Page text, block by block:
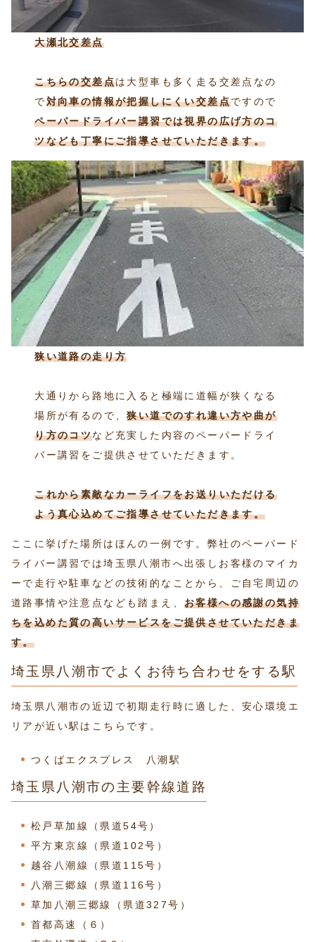
大瀬北交差点
こちらの交差点は大型車も多く走る交差点なの
で対向車の情報が把握しにくい交差点ですので
ペーパードライバー講習では視界の広げ方のコ
ツなども丁寧にご指導させていただきます。
狭い道路の走り方
大通りから路地に入ると極端に道幅が狭くなる
場所が有るので、狭い道でのすれ違い方や曲が
り方のコツなど充実した内容のペーパードライ
バー講習をご提供させていただきます。
これから素敵なカーライフをお送りいただける
よう真心込めてご指導させていただきます。
ここに挙げた場所はほんの一例です。弊社のペーパード
ライバー講習では埼玉県八潮市へ出張しお客様のマイカ
ーで走行や駐車などの技術的なことから、ご自宅周辺の
道路事情や注意点なども踏まえ、 お客様への感謝の気持
ちを込めた質の高いサービスをご提供させていただきま
す。
埼玉県八潮市でよくお待ち合わせをする駅
埼玉県八潮市の近辺で初期走行時に適した、安心環境エ
リアが近い駅はこちらです。
つくばエクスプレス 八潮駅
埼玉県八潮市の主要幹線道路
松戸草加線（県道54号）
平方東京線（県道102号）
越谷八潮線（県道115号）
八潮三郷線（県道116号）
草加八潮三郷線（県道327号）
首都高速（６）